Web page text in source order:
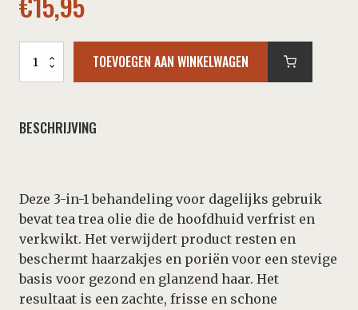
Black
-
Body
TOEVOEGEN AAN WINKELWAGEN
BESCHRIJVING
Deze 3-in-1 behandeling voor dagelijks gebruik
bevat tea trea olie die de hoofdhuid verfrist en
verkwikt. Het verwijdert product resten en
beschermt haarzakjes en poriën voor een stevige
basis voor gezond en glanzend haar. Het
resultaat is een zachte, frisse en schone